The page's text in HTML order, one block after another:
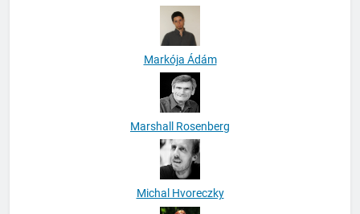
Markója Ádám
Marshall Rosenberg
Michal Hvoreczky